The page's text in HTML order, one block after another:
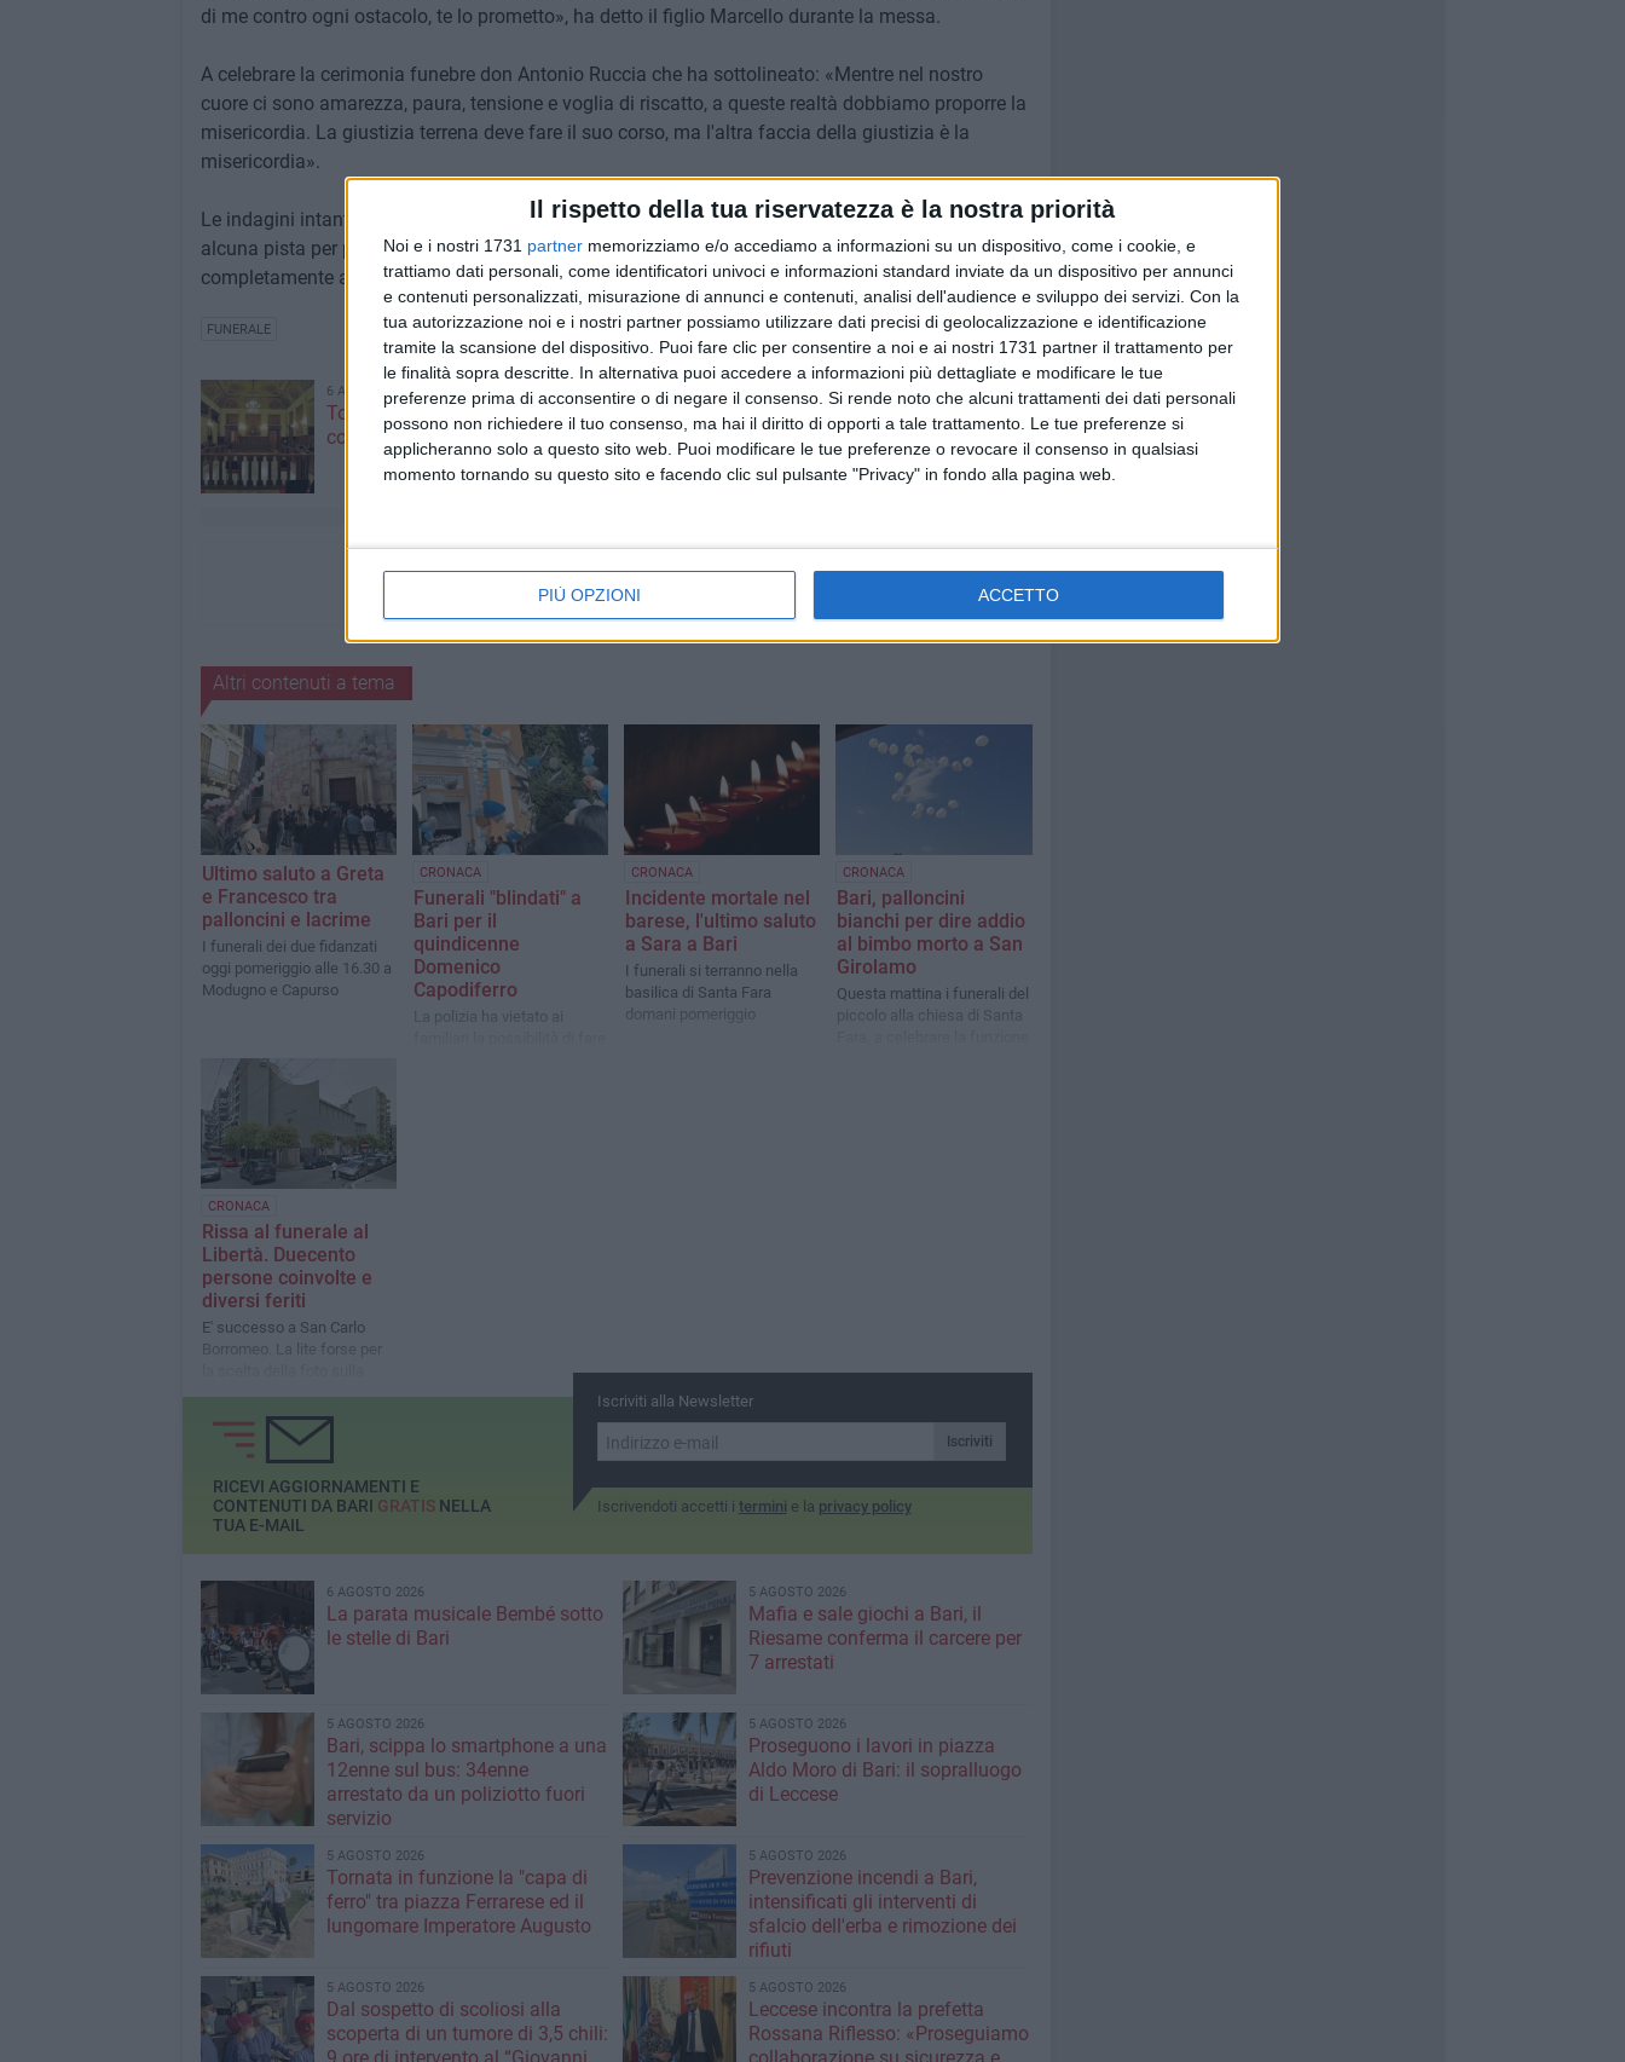
Il rispetto della tua riservatezza è la nostra priorità
Noi e i nostri 1731 partner memorizziamo e/o accediamo a informazioni su un dispositivo, come i cookie, e
trattiamo dati personali, come identificatori univoci e informazioni standard inviate da un dispositivo per annunci
e contenuti personalizzati, misurazione di annunci e contenuti, analisi dell'audience e sviluppo dei servizi. Con la
tua autorizzazione noi e i nostri partner possiamo utilizzare dati precisi di geolocalizzazione e identificazione
tramite la scansione del dispositivo. Puoi fare clic per consentire a noi e ai nostri 1731 partner il trattamento per
le finalità sopra descritte. In alternativa puoi accedere a informazioni più dettagliate e modificare le tue
preferenze prima di acconsentire o di negare il consenso. Si rende noto che alcuni trattamenti dei dati personali
possono non richiedere il tuo consenso, ma hai il diritto di opporti a tale trattamento. Le tue preferenze si
applicheranno solo a questo sito web. Puoi modificare le tue preferenze o revocare il consenso in qualsiasi
momento tornando su questo sito e facendo clic sul pulsante "Privacy" in fondo alla pagina web.
PIÙ OPZIONI ACCETTO
di me contro ogni ostacolo, te lo prometto», ha detto il figlio Marcello durante la messa.
A celebrare la cerimonia funebre don Antonio Ruccia che ha sottolineato: «Mentre nel nostro
cuore ci sono amarezza, paura, tensione e voglia di riscatto, a queste realtà dobbiamo proporre la
misericordia. La giustizia terrena deve fare il suo corso, ma l'altra faccia della giustizia è la
misericordia».
Le indagini intanto proseguono, gli inquirenti stanno lavorando alacremente e non escludono
alcuna pista per poter dare quanto prima un volto e un movente ad un omicidio ad oggi
completamente avvolto dal mistero.
FUNERALE
6 AGOSTO 2026
Torna a riunirsi il Consiglio
comunale di Bari
6 AGOSTO 2026
Città Metropolitana di Bari,
riaperti i termini per diverse
posizioni lavorative
Altri contenuti a tema
Ultimo saluto a Greta
e Francesco tra
palloncini e lacrime
I funerali dei due fidanzati
oggi pomeriggio alle 16.30 a
Modugno e Capurso
CRONACA
Funerali "blindati" a
Bari per il
quindicenne
Domenico
Capodiferro
La polizia ha vietato ai
CRONACA
Incidente mortale nel
barese, l'ultimo saluto
a Sara a Bari
I funerali si terranno nella
basilica di Santa Fara
domani pomeriggio
CRONACA
Bari, palloncini
bianchi per dire addio
al bimbo morto a San
Girolamo
Questa mattina i funerali del
piccolo alla chiesa di Santa
CRONACA
Rissa al funerale al
Libertà. Duecento
persone coinvolte e
diversi feriti
E' successo a San Carlo
Borromeo. La lite forse per
lapide
Iscriviti alla Newsletter
Iscriviti
Iscrivendoti accetti i termini e la privacy policy
RICEVI AGGIORNAMENTI E
CONTENUTI DA BARI GRATISNELLA
TUA E-MAIL
6 AGOSTO 2026
La parata musicale Bembé sotto
le stelle di Bari
5 AGOSTO 2026
Mafia e sale giochi a Bari, il
Riesame conferma il carcere per
7 arrestati
5 AGOSTO 2026
Bari, scippa lo smartphone a una
12enne sul bus: 34enne
arrestato da un poliziotto fuori
servizio
5 AGOSTO 2026
Proseguono i lavori in piazza
Aldo Moro di Bari: il sopralluogo
di Leccese
5 AGOSTO 2026
Tornata in funzione la "capa di
ferro" tra piazza Ferrarese ed il
lungomare Imperatore Augusto
5 AGOSTO 2026
Prevenzione incendi a Bari,
intensificati gli interventi di
sfalcio dell'erba e rimozione dei
rifiuti
5 AGOSTO 2026
Dal sospetto di scoliosi alla
scoperta di un tumore di 3,5 chili:
5 AGOSTO 2026
Leccese incontra la prefetta ​
Rossana Riflesso: «Proseguiamo